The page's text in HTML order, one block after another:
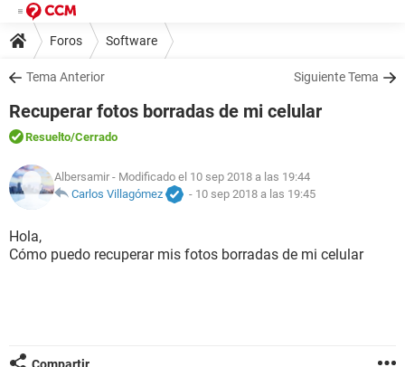
Foros Software
Tema Anterior Siguiente Tema
Recuperar fotos borradas de mi celular
Resuelto/Cerrado
Albersamir - Modificado el 10 sep 2018 a las 19:44
Carlos Villagómez
- 10 sep 2018 a las 19:45
Hola,
Cómo puedo recuperar mis fotos borradas de mi celular